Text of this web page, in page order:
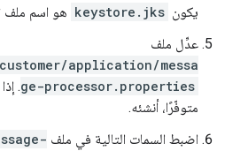
يكون keystore.jks هو اسم ملف
عدِّل ملف
application/messa
ge-processor.properties
.
متوفّرًا، أنشئه.
اضبط السمات التالية في ملف